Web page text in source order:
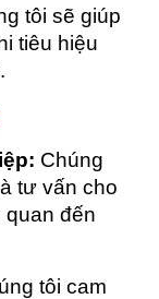
tôi sẽ giúp
tiêu hiệu
Chúng
tư vấn cho
quan đến
tôi cam